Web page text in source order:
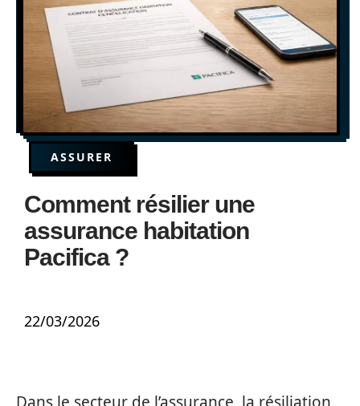
ASSURER
Comment résilier une
assurance habitation
Pacifica ?
22/03/2026